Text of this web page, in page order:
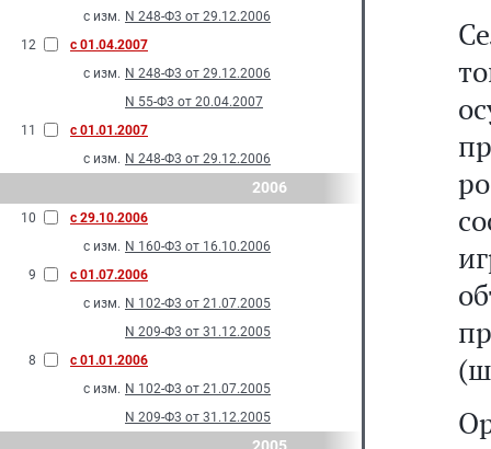
с изм. N 248-Ф3 от 29.12.2006
12
с 01.04.2007
с изм. N 248-Ф3 от 29.12.2006
N 55-Ф3 от 20.04.2007
11
с 01.01.2007
с изм. N 248-Ф3 от 29.12.2006
2006
10
с 29.10.2006
с изм. N 160-Ф3 от 16.10.2006
9
с 01.07.2006
с изм. N 102-Ф3 от 21.07.2005
N 209-Ф3 от 31.12.2005
8
с 01.01.2006
с изм. N 102-Ф3 от 21.07.2005
N 209-Ф3 от 31.12.2005